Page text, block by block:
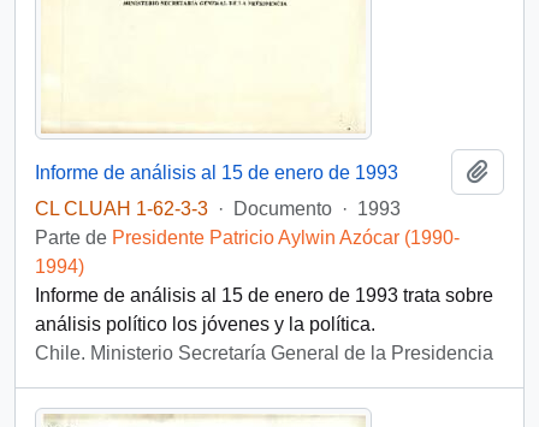
Informe de análisis al 15 de enero de 1993
CL CLUAH 1-62-3-3 · Documento · 1993
Parte de Presidente Patricio Aylwin Azócar (1990-
1994)
Informe de análisis al 15 de enero de 1993 trata sobre
análisis político los jóvenes y la política.
Chile. Ministerio Secretaría General de la Presidencia